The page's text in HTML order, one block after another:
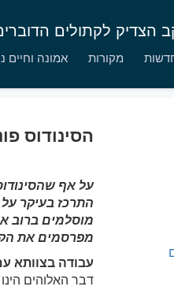
הצדיק לקתולים
מקורות אמונה וחיים
הסינודוס
על אף
התרכז בעיקר על
מוסלמים ברוב
מפרסמים את
עבודה בצוותא
דבר האלוהים